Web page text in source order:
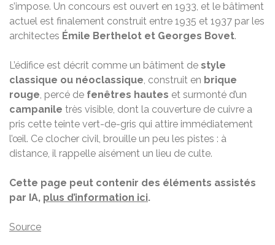
s’impose. Un concours est ouvert en 1933, et le bâtiment
actuel est finalement construit entre 1935 et 1937 par les
architectes Émile Berthelot et Georges Bovet.
L’édifice est décrit comme un bâtiment de style
classique ou néoclassique, construit en brique
rouge, percé de fenêtres hautes et surmonté d’un
campanile très visible, dont la couverture de cuivre a
pris cette teinte vert-de-gris qui attire immédiatement
l’œil. Ce clocher civil, brouille un peu les pistes : à
distance, il rappelle aisément un lieu de culte.
Cette page peut contenir des éléments assistés
par IA, plus d’information ici.
Source